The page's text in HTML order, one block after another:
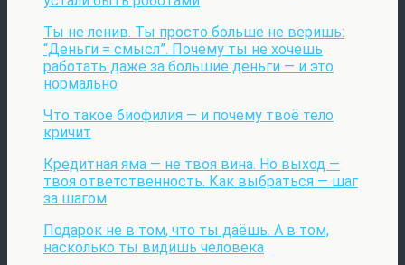
Ты не ленив. Ты просто больше не веришь:
“Деньги = смысл”. Почему ты не хочешь
работать даже за большие деньги — и это
нормально
Что такое биофилия — и почему твоё тело
кричит
Кредитная яма — не твоя вина. Но выход —
твоя ответственность. Как выбраться — шаг
за шагом
Подарок не в том, что ты даёшь. А в том,
насколько ты видишь человека